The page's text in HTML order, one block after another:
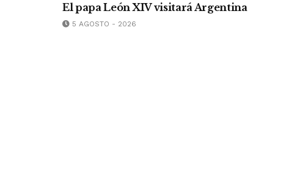
El papa León XIV visitará Argentina
5 AGOSTO - 2026